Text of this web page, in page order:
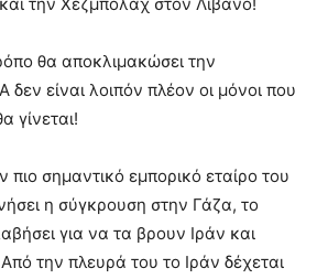
θα αποκλιμακώσει την
είναι λοιπόν πλέον οι μόνοι που
γίνεται!
πιο σημαντικό εμπορικό εταίρο του
η σύγκρουση στην Γάζα, το
για να τα βρουν Ιράν και
την πλευρά του το Ιράν δέχεται